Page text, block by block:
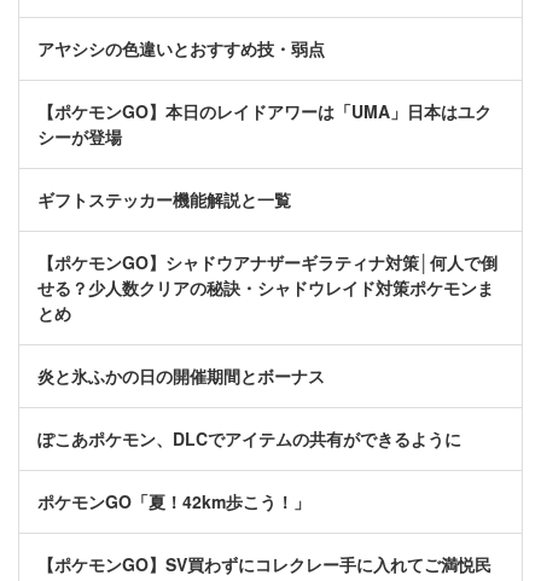
アヤシシの色違いとおすすめ技・弱点
【ポケモンGO】本日のレイドアワーは「UMA」日本はユク
シーが登場
ギフトステッカー機能解説と一覧
【ポケモンGO】シャドウアナザーギラティナ対策│何人で倒
せる？少人数クリアの秘訣・シャドウレイド対策ポケモンま
とめ
炎と氷ふかの日の開催期間とボーナス
ぽこあポケモン、DLCでアイテムの共有ができるように
ポケモンGO「夏！42km歩こう！」
【ポケモンGO】SV買わずにコレクレー手に入れてご満悦民